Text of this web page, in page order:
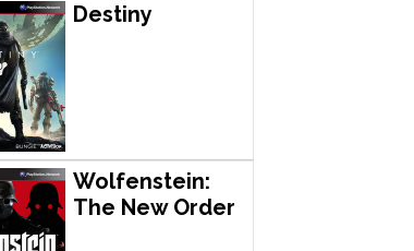
Destiny
Wolfenstein:
The New Order